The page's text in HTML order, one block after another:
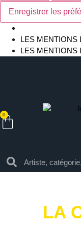
Enregistrer les
LES MENTIONS
LES MENTIONS
0
LA